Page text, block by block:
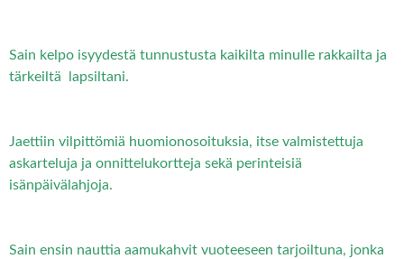
Sain kelpo isyydestä tunnustusta kaikilta minulle rakkailta ja
tärkeiltä lapsiltani.
Jaettiin vilpittömiä huomionosoituksia, itse valmistettuja
askarteluja ja onnittelukortteja sekä perinteisiä
isänpäivälahjoja.
Sain ensin nauttia aamukahvit vuoteeseen tarjoiltuna, jonka